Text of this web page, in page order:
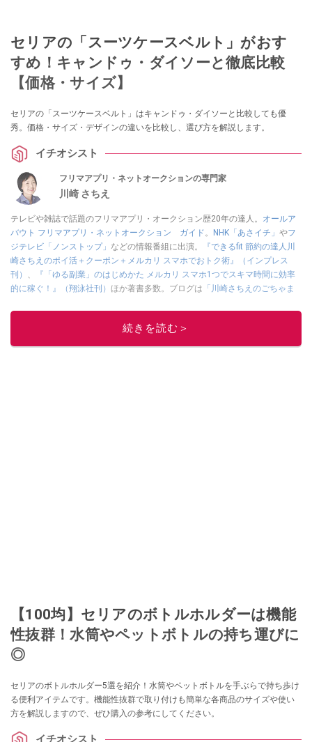
セリアの「スーツケースベルト」がおす
すめ！キャンドゥ・ダイソーと徹底比較
【価格・サイズ】
セリアの「スーツケースベルト」はキャンドゥ・ダイソーと比較しても優
秀。価格・サイズ・デザインの違いを比較し、選び方を解説します。
イチオシスト
フリマアプリ・ネットオークションの専門家
川崎 さちえ
テレビや雑誌で話題のフリマアプリ・オークション歴20年の達人。 オールア
バウト フリマアプリ・ネットオークション ガイド 。 NHK「あさイチ」 やフ
ジテレビ「ノンストップ」 などの情報番組に出演。
『できるfit 節約の達人川
崎さちえのポイ活＋クーポン＋メルカリ スマホでおトク術』（インプレス
刊）
『「ゆる副業」のはじめかた メルカリ スマホ1つでスキマ時間に効率
的に稼ぐ！』（翔泳社刊） ほか著書多数。ブログは 「川崎さちえのごちゃま
■経歴：2003年、夫が子育てをするために、突然会社を辞める。翌月からの
給料が０円になり、家にいながら、しかも空いた時間でできるオークション
に目をつける。しかし、取引の仕方がわからずに、まずは落札者として参
続きを読む＞
【100均】セリアのボトルホルダーは機能
性抜群！水筒やペットボトルの持ち運びに
◎
セリアのボトルホルダー5選を紹介！水筒やペットボトルを手ぶらで持ち歩け
る便利アイテムです。機能性抜群で取り付けも簡単な各商品のサイズや使い
方を解説しますので、ぜひ購入の参考にしてください。
イチオシスト